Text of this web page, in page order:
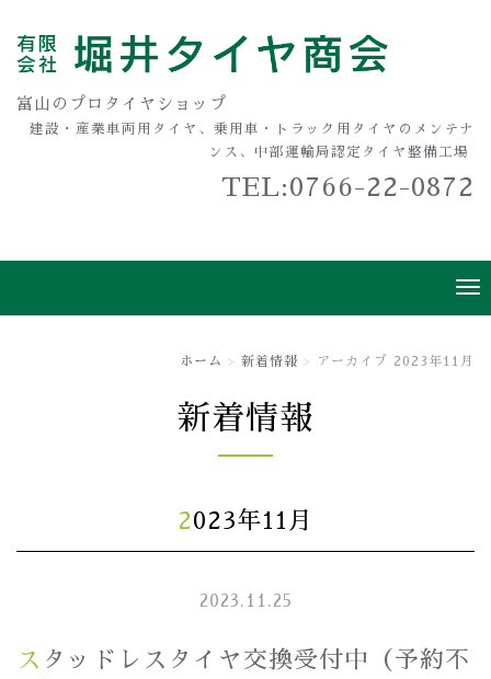
富山のプロタイヤショップ
建設・産業車両用タイヤ、乗用車・トラック用タイヤのメンテナ
ンス、中部運輸局認定タイヤ整備工場
TEL:0766-22-0872
ホーム 新着情報 アーカイブ 2023年11月
新着情報
2023年11月
2023.11.25
スタッドレスタイヤ交換受付中（予約不